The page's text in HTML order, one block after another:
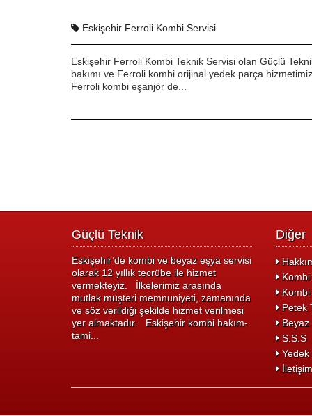
Eskişehir Ferroli Kombi Servisi
Eskişehir Ferroli Kombi Teknik Servisi olan Güçlü
bakımı ve Ferroli kombi orijinal yedek parça
Ferroli kombi eşanjör de...
Güçlü Teknik
Eskişehir’de kombi ve beyaz eşya servisi
olarak 12 yıllık tecrübe ile hizmet
vermekteyiz. İlkelerimiz arasında
mutlak müşteri memnuniyeti, zamanında
ve söz verildiği şekilde hizmet verilmesi
yer almaktadır. Eskişehir kombi bakım-
tami...
Diğer
Kombi
Kombi
Petek
Beyaz
S.S.S
Yedek
İletişim